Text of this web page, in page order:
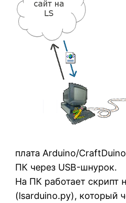
плата Arduino/
ПК через USB-шнурок.
На ПК работает скрипт
(lsarduino.py), который